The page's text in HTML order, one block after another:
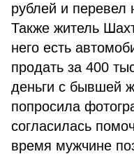
рублей и перевел
Также житель
него есть
продать за 400
деньги с бывшей
попросила
согласилась
время мужчине